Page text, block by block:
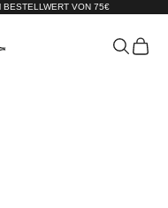
BESTELLWERT VON 75€
Suchen